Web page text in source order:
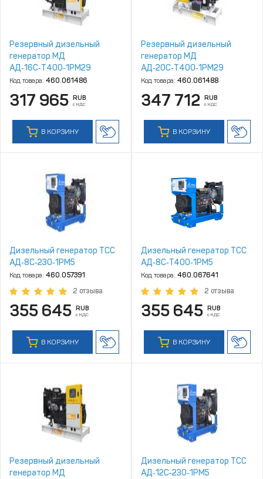
Резервный дизельный
генератор МД
АД‑16С‑Т400‑1РМ29
Код товара: 460.061486
317 965 RUB
с НДС
В КОРЗИНУ
Резервный дизельный
генератор МД
АД‑20С‑Т400‑1РМ29
Код товара: 460.061488
347 712 RUB
с НДС
В КОРЗИНУ
Дизельный генератор ТСС
АД‑8С‑230‑1РМ5
Код товара: 460.057391
2 отзыва
355 645 RUB
с НДС
В КОРЗИНУ
Дизельный генератор ТСС
АД‑8С‑T400‑1РМ5
Код товара: 460.067641
2 отзыва
355 645 RUB
с НДС
В КОРЗИНУ
Резервный дизельный
генератор МД
Дизельный генератор ТСС
АД‑12С‑230‑1РМ5